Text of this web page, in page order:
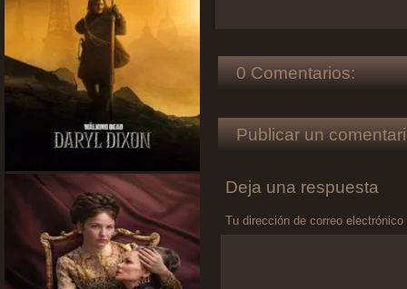
0 Comentarios:
Publicar un
Deja una respuesta
Tu dirección de correo